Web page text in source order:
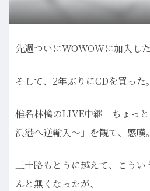
先週ついにWOWOWに加入した
そして、2年ぶりにCDを買った。
椎名林檎のLIVE中継「ちょっ
浜港へ逆輸入～」を観て、感嘆。
三十路もとうに越えて、こうい
んと無くなったが、